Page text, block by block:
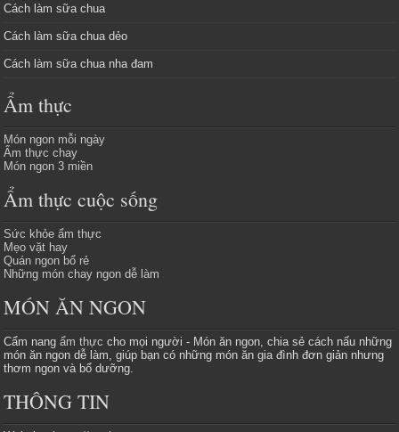
Cách làm sữa chua
Cách làm sữa chua dẻo
Cách làm sữa chua nha đam
Ẩm thực
Món ngon mỗi ngày
Ẩm thực chay
Món ngon 3 miền
Ẩm thực cuộc sống
Sức khỏe ẩm thực
Mẹo vặt hay
Quán ngon bổ rẻ
Những món chay ngon dễ làm
MÓN ĂN NGON
Cẩm nangẩm thực cho mọi người - Món ăn ngon, chia sẻ cách nấu những
món ăn ngon dễ làm, giúp bạn có những món ăn gia đình đơn giản nhưng
thơm ngon và bổ dưỡng.
THÔNG TIN